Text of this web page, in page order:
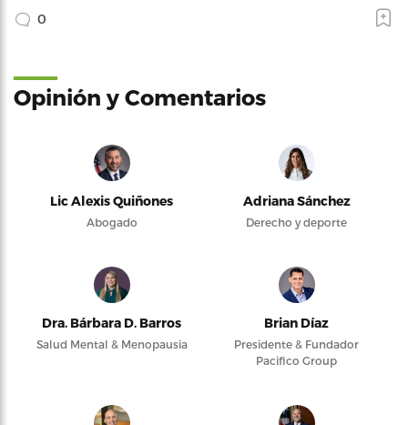
0
Opinión y Comentarios
Lic Alexis Quiñones
Abogado
Adriana Sánchez
Derecho y deporte
Dra. Bárbara D. Barros
Salud Mental & Menopausia
Brian Díaz
Presidente & Fundador
Pacifico Group